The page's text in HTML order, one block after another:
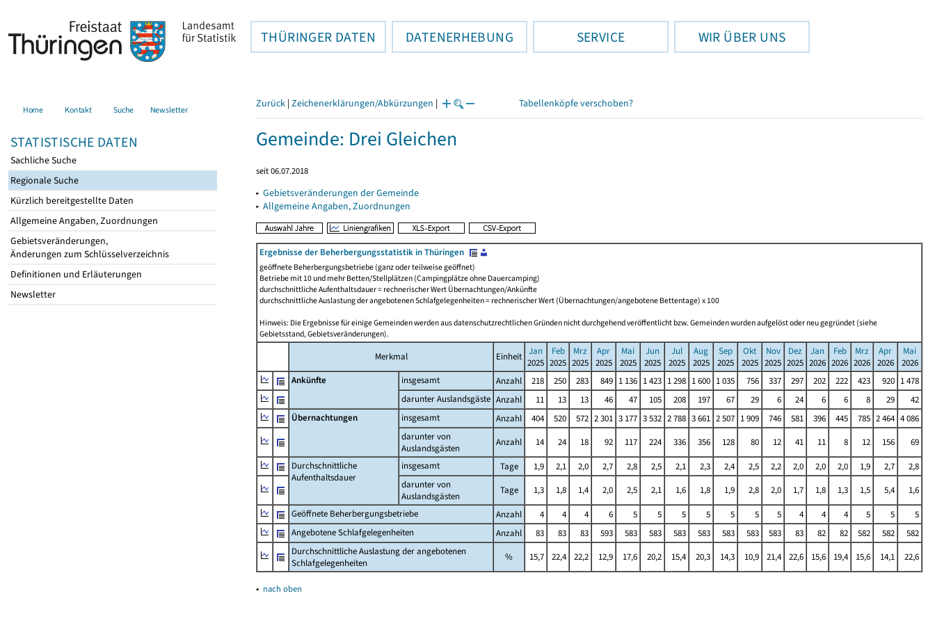
THÜRINGER DATEN DATENERHEBUNG SERVICE WIR ÜBER UNS
Home Kontakt Suche Newsletter
STATISTISCHE DATEN
Sachliche Suche
Regionale Suche
Kürzlich bereitgestellte Daten
Allgemeine Angaben, Zuordnungen
Gebietsveränderungen,
Änderungen zum Schlüsselverzeichnis
Definitionen und Erläuterungen
Newsletter
Zurück | Zeichenerklärungen/Abkürzungen | Tabellenköpfe verschoben?
Gemeinde: Drei Gleichen
seit 06.07.2018
▸ Gebietsveränderungen der Gemeinde
▸ Allgemeine Angaben, Zuordnungen
Ergebnisse der Beherbergungsstatistik in Thüringen
geöffnete Beherbergungsbetriebe (ganz oder teilweise geöffnet)
Betriebe mit 10 und mehr Betten/Stellplätzen (Campingplätze ohne Dauercamping)
durchschnittliche Aufenthaltsdauer = rechnerischer Wert Übernachtungen/Ankünfte
durchschnittliche Auslastung der angebotenen Schlafgelegenheiten = rechnerischer Wert (Übernachtungen/angebotene Bettentage) x 100
Hinweis: Die Ergebnisse für einige Gemeinden werden aus datenschutzrechtlichen Gründen nicht durchgehend veröffentlicht bzw. Gemeinden wurden aufgelöst oder neu gegründet (siehe
Gebietsstand, Gebietsveränderungen).
Merkmal Einheit Jan
2025
Feb
2025
Mrz
2025
Apr
2025
Mai
2025
Jun
2025
Jul
2025
Aug
2025
Sep
2025
Okt
2025
Nov
2025
Dez
2025
Jan
2026
Feb
2026
Mrz
2026
Apr
2026
Mai
2026
Ankünfte
insgesamt Anzahl 218 250 283 849 1 136 1 423 1 298 1 600 1 035 756 337 297 202 222 423 920 1 478
darunter Auslandsgäste Anzahl 11 13 13 46 47 105 208 197 67 29 6 24 6 6 8 29
42
Übernachtungen
insgesamt Anzahl 404 520 572 2 301 3 177 3 532 2 788 3 661 2 507 1 909 746 581 396 445 785 2 464 4 086
darunter von
Auslandsgästen
Anzahl 14 24 18 92 117 224 336 356 128 80 12 41 11 8 12 156
69
Durchschnittliche
Aufenthaltsdauer
insgesamt Tage 1,9 2,1 2,0 2,7 2,8 2,5 2,1 2,3 2,4 2,5 2,2 2,0 2,0 2,0 1,9 2,7
2,8
darunter von
Auslandsgästen
Tage 1,3 1,8 1,4 2,0 2,5 2,1 1,6 1,8 1,9 2,8 2,0 1,7 1,8 1,3 1,5 5,4
1,6
Geöffnete Beherbergungsbetriebe
Anzahl 4 4 4 6 5 5 5 5 5 5 5 4 4 4 5 5
5
Angebotene Schlafgelegenheiten
Anzahl 83 83 83 593 583 583 583 583 583 583 583 83 82 82 582 582
582
Durchschnittliche Auslastung der angebotenen
Schlafgelegenheiten
% 15,7 22,4 22,2 12,9 17,6 20,2 15,4 20,3 14,3 10,9 21,4 22,6 15,6 19,4 15,6 14,1 22,6
▴ nach oben